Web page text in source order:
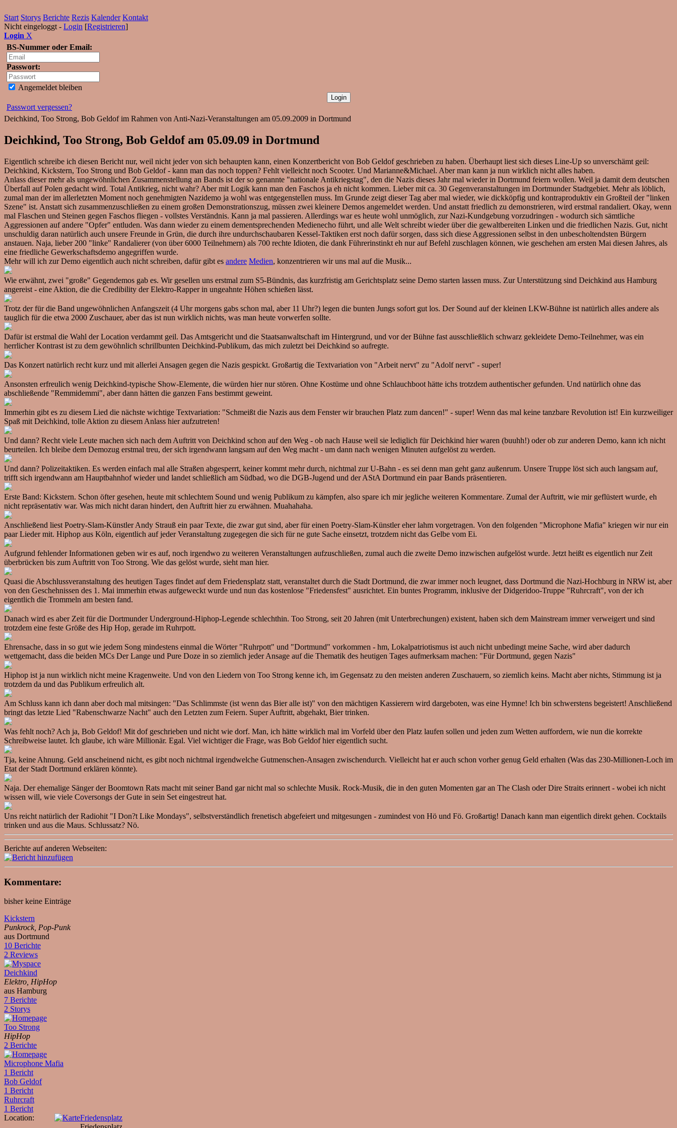
Start Storys Berichte Rezis Kalender Kontakt
Nicht eingeloggt - Login [Registrieren]
Login X
BS-Nummer oder Email:
Passwort:
Angemeldet bleiben
Passwort vergessen?
Deichkind, Too Strong, Bob Geldof im Rahmen von Anti-Nazi-Veranstaltungen am 05.09.2009 in Dortmund
Deichkind, Too Strong, Bob Geldof am 05.09.09 in Dortmund
Eigentlich schreibe ich diesen Bericht nur, weil nicht jeder von sich behaupten kann, einen Konzertbericht von Bob Geldof geschrieben zu haben. Überhaupt liest sich dieses Line-Up so unverschämt geil:
Deichkind, Kickstern, Too Strong und Bob Geldof - kann man das noch toppen? Fehlt vielleicht noch Scooter. Und Marianne&Michael. Aber man kann ja nun wirklich nicht alles haben.
Anlass dieser mehr als ungewöhnlichen Zusammenstellung an Bands ist der so genannte "nationale Antikriegstag", den die Nazis dieses Jahr mal wieder in Dortmund feiern wollen. Weil ja damit dem deutschen
Überfall auf Polen gedacht wird. Total Antikrieg, nicht wahr? Aber mit Logik kann man den Faschos ja eh nicht kommen. Lieber mit ca. 30 Gegenveranstaltungen im Dortmunder Stadtgebiet. Mehr als löblich,
zumal man der im allerletzten Moment noch genehmigten Nazidemo ja wohl was entgegenstellen muss. Im Grunde zeigt dieser Tag aber mal wieder, wie dickköpfig und kontraproduktiv ein Großteil der "linken
Szene" ist. Anstatt sich zusammenzuschließen zu einem großen Demonstrationszug, müssen zwei kleinere Demos angemeldet werden. Und anstatt friedlich zu demonstrieren, wird erstmal randaliert. Okay, wenn
mal Flaschen und Steinen gegen Faschos fliegen - vollstes Verständnis. Kann ja mal passieren. Allerdings war es heute wohl unmöglich, zur Nazi-Kundgebung vorzudringen - wodurch sich sämtliche
Aggressionen auf andere "Opfer" entluden. Was dann wieder zu einem dementsprechenden Medienecho führt, und alle Welt schreibt wieder über die gewaltbereiten Linken und die friedlichen Nazis. Gut, nicht
unschuldig daran natürlich auch unsere Freunde in Grün, die durch ihre undurchschaubaren Kessel-Taktiken erst noch dafür sorgen, dass sich diese Aggressionen selbst in den unbescholtendsten Bürgern
anstauen. Naja, lieber 200 "linke" Randalierer (von über 6000 Teilnehmern) als 700 rechte Idioten, die dank Führerinstinkt eh nur auf Befehl zuschlagen können, wie geschehen am ersten Mai diesen Jahres, als
eine friedliche Gewerkschaftsdemo angegriffen wurde.
Mehr will ich zur Demo eigentlich auch nicht schreiben, dafür gibt es andere Medien, konzentrieren wir uns mal auf die Musik...
Wie erwähnt, zwei "große" Gegendemos gab es. Wir gesellen uns erstmal zum S5-Bündnis, das kurzfristig am Gerichtsplatz seine Demo starten lassen muss. Zur Unterstützung sind Deichkind aus Hamburg
angereist - eine Aktion, die die Credibility der Elektro-Rapper in ungeahnte Höhen schießen lässt.
Trotz der für die Band ungewöhnlichen Anfangszeit (4 Uhr morgens gabs schon mal, aber 11 Uhr?) legen die bunten Jungs sofort gut los. Der Sound auf der kleinen LKW-Bühne ist natürlich alles andere als
tauglich für die etwa 2000 Zuschauer, aber das ist nun wirklich nichts, was man heute vorwerfen sollte.
Dafür ist erstmal die Wahl der Location verdammt geil. Das Amtsgericht und die Staatsanwaltschaft im Hintergrund, und vor der Bühne fast ausschließlich schwarz gekleidete Demo-Teilnehmer, was ein
herrlicher Kontrast ist zu dem gewöhnlich schrillbunten Deichkind-Publikum, das mich zuletzt bei Deichkind so aufregte.
Das Konzert natürlich recht kurz und mit allerlei Ansagen gegen die Nazis gespickt. Großartig die Textvariation von "Arbeit nervt" zu "Adolf nervt" - super!
Ansonsten erfreulich wenig Deichkind-typische Show-Elemente, die würden hier nur stören. Ohne Kostüme und ohne Schlauchboot hätte ichs trotzdem authentischer gefunden. Und natürlich ohne das
abschließende "Remmidemmi", aber dann hätten die ganzen Fans bestimmt geweint.
Immerhin gibt es zu diesem Lied die nächste wichtige Textvariation: "Schmeißt die Nazis aus dem Fenster wir brauchen Platz zum dancen!" - super! Wenn das mal keine tanzbare Revolution ist! Ein kurzweiliger
Spaß mit Deichkind, tolle Aktion zu diesem Anlass hier aufzutreten!
Und dann? Recht viele Leute machen sich nach dem Auftritt von Deichkind schon auf den Weg - ob nach Hause weil sie lediglich für Deichkind hier waren (buuhh!) oder ob zur anderen Demo, kann ich nicht
beurteilen. Ich bleibe dem Demozug erstmal treu, der sich irgendwann langsam auf den Weg macht - um dann nach wenigen Minuten aufgelöst zu werden.
Und dann? Polizeitaktiken. Es werden einfach mal alle Straßen abgesperrt, keiner kommt mehr durch, nichtmal zur U-Bahn - es sei denn man geht ganz außenrum. Unsere Truppe löst sich auch langsam auf,
trifft sich irgendwann am Hauptbahnhof wieder und landet schließlich am Südbad, wo die DGB-Jugend und der AStA Dortmund ein paar Bands präsentieren.
Erste Band: Kickstern. Schon öfter gesehen, heute mit schlechtem Sound und wenig Publikum zu kämpfen, also spare ich mir jegliche weiteren Kommentare. Zumal der Auftritt, wie mir geflüstert wurde, eh
nicht repräsentativ war. Was mich nicht daran hindert, den Auftritt hier zu erwähnen. Muahahaha.
Anschließend liest Poetry-Slam-Künstler Andy Strauß ein paar Texte, die zwar gut sind, aber für einen Poetry-Slam-Künstler eher lahm vorgetragen. Von den folgenden "Microphone Mafia" kriegen wir nur ein
paar Lieder mit. Hiphop aus Köln, eigentlich auf jeder Veranstaltung zugegegen die sich für ne gute Sache einsetzt, trotzdem nicht das Gelbe vom Ei.
Aufgrund fehlender Informationen geben wir es auf, noch irgendwo zu weiteren Veranstaltungen aufzuschließen, zumal auch die zweite Demo inzwischen aufgelöst wurde. Jetzt heißt es eigentlich nur Zeit
überbrücken bis zum Auftritt von Too Strong. Wie das gelöst wurde, sieht man hier.
Quasi die Abschlussveranstaltung des heutigen Tages findet auf dem Friedensplatz statt, veranstaltet durch die Stadt Dortmund, die zwar immer noch leugnet, dass Dortmund die Nazi-Hochburg in NRW ist, aber
von den Geschehnissen des 1. Mai immerhin etwas aufgeweckt wurde und nun das kostenlose "Friedensfest" ausrichtet. Ein buntes Programm, inklusive der Didgeridoo-Truppe "Ruhrcraft", von der ich
eigentlich die Trommeln am besten fand.
Danach wird es aber Zeit für die Dortmunder Underground-Hiphop-Legende schlechthin. Too Strong, seit 20 Jahren (mit Unterbrechungen) existent, haben sich dem Mainstream immer verweigert und sind
trotzdem eine feste Größe des Hip Hop, gerade im Ruhrpott.
Ehrensache, dass in so gut wie jedem Song mindestens einmal die Wörter "Ruhrpott" und "Dortmund" vorkommen - hm, Lokalpatriotismus ist auch nicht unbedingt meine Sache, wird aber dadurch
wettgemacht, dass die beiden MCs Der Lange und Pure Doze in so ziemlich jeder Ansage auf die Thematik des heutigen Tages aufmerksam machen: "Für Dortmund, gegen Nazis"
Hiphop ist ja nun wirklich nicht meine Kragenweite. Und von den Liedern von Too Strong kenne ich, im Gegensatz zu den meisten anderen Zuschauern, so ziemlich keins. Macht aber nichts, Stimmung ist ja
trotzdem da und das Publikum erfreulich alt.
Am Schluss kann ich dann aber doch mal mitsingen: "Das Schlimmste (ist wenn das Bier alle ist)" von den mächtigen Kassierern wird dargeboten, was eine Hymne! Ich bin schwerstens begeistert! Anschließend
bringt das letzte Lied "Rabenschwarze Nacht" auch den Letzten zum Feiern. Super Auftritt, abgehakt, Bier trinken.
Was fehlt noch? Ach ja, Bob Geldof! Mit dof geschrieben und nicht wie dorf. Man, ich hätte wirklich mal im Vorfeld über den Platz laufen sollen und jeden zum Wetten auffordern, wie nun die korrekte
Schreibweise lautet. Ich glaube, ich wäre Millionär. Egal. Viel wichtiger die Frage, was Bob Geldof hier eigentlich sucht.
Tja, keine Ahnung. Geld anscheinend nicht, es gibt noch nichtmal irgendwelche Gutmenschen-Ansagen zwischendurch. Vielleicht hat er auch schon vorher genug Geld erhalten (Was das 230-Millionen-Loch im
Etat der Stadt Dortmund erklären könnte).
Naja. Der ehemalige Sänger der Boomtown Rats macht mit seiner Band gar nicht mal so schlechte Musik. Rock-Musik, die in den guten Momenten gar an The Clash oder Dire Straits erinnert - wobei ich nicht
wissen will, wie viele Coversongs der Gute in sein Set eingestreut hat.
Uns reicht natürlich der Radiohit "I Don?t Like Mondays", selbstverständlich frenetisch abgefeiert und mitgesungen - zumindest von Hö und Fö. Großartig! Danach kann man eigentlich direkt gehen. Cocktails
trinken und aus die Maus. Schlussatz? Nö.
Berichte auf anderen Webseiten:
Kommentare:
bisher keine Einträge
Kickstern
Punkrock, Pop-Punk
aus Dortmund
10 Berichte
2 Reviews
Deichkind
Elektro, HipHop
aus Hamburg
7 Berichte
2 Storys
Too Strong
HipHop
2 Berichte
Microphone Mafia
1 Bericht
Bob Geldof
1 Bericht
Ruhrcraft
1 Bericht
Location:
Friedensplatz